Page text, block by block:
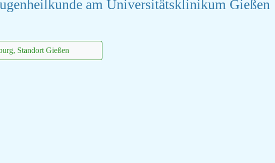
am Universitätsklinikum Gießen
Standort Gießen